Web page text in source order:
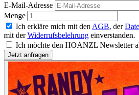
E-Mail-Adresse
Menge
Ich erkläre mich mit den AGB, der
mit derWiderrufsbelehrung einverstanden.
Ich möchte den HOANZL Newsletter